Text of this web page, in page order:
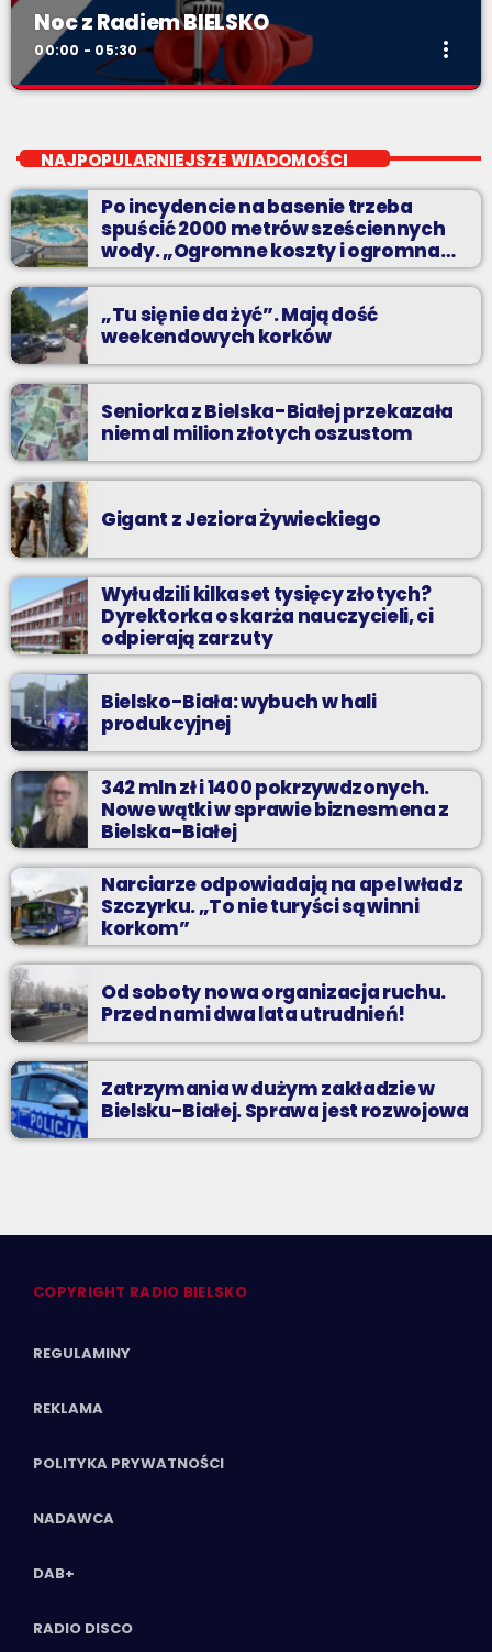
Noc z Radiem BIELSKO
00:00 - 05:30 more_vert
Nocą, kiedy wszyscy śpią - my gramy dalej. I to właśnie nocą
można "upolować" na naszej antenie prawdziwe muzyczne
perełki.
NAJPOPULARNIEJSZE WIADOMOŚCI
Po incydencie na basenie trzeba
spuścić 2000 metrów sześciennych
wody. „Ogromne koszty i ogromna
praca”
„Tu się nie da żyć”. Mają dość
weekendowych korków
Seniorka z Bielska-Białej przekazała
niemal milion złotych oszustom
Gigant z Jeziora Żywieckiego
Wyłudzili kilkaset tysięcy złotych?
Dyrektorka oskarża nauczycieli, ci
odpierają zarzuty
Bielsko-Biała: wybuch w hali
produkcyjnej
342 mln zł i 1400 pokrzywdzonych.
Nowe wątki w sprawie biznesmena z
Bielska-Białej
Narciarze odpowiadają na apel władz
Szczyrku. „To nie turyści są winni
korkom”
Od soboty nowa organizacja ruchu.
Przed nami dwa lata utrudnień!
Zatrzymania w dużym zakładzie w
Bielsku-Białej. Sprawa jest rozwojowa
COPYRIGHT RADIO BIELSKO
REGULAMINY
REKLAMA
POLITYKA PRYWATNOŚCI
NADAWCA
DAB+
RADIO DISCO